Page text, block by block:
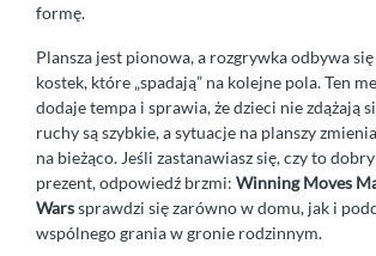
formę.
Plansza jest pionowa, a rozgrywka odbywa
kostek, które „spadają” na kolejne pola. Ten
dodaje tempa i sprawia, że dzieci nie zdążają
ruchy są szybkie, a sytuacje na planszy
na bieżąco. Jeśli zastanawiasz się, czy to
prezent, odpowiedź brzmi: Winning Moves
Warssprawdzi się zarówno w domu, jak i
wspólnego grania w gronie rodzinnym.